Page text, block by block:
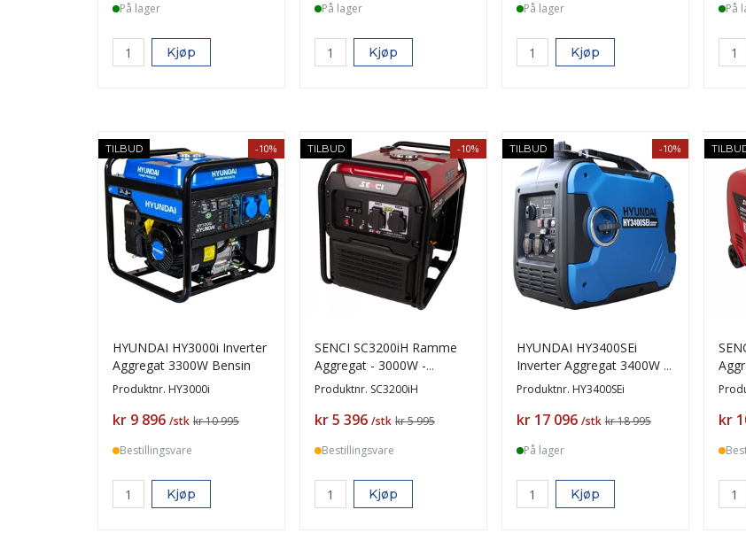
På lager
Kjøp
På lager
Kjøp
På lager
Kjøp
På
TILBUD -10%
HYUNDAI HY3000i Inverter
Aggregat 3300W Bensin
Produktnr. HY3000i
Pris
kr 9 896 /stk kr 10 995
Bestillingsvare
Kjøp
TILBUD -10%
SENCI SC3200iH Ramme
Aggregat - 3000W -
Inverter - Ren Sinus
Produktnr. SC3200iH
Pris
kr 5 396 /stk kr 5 995
Bestillingsvare
Kjøp
TILBUD -10%
HYUNDAI HY3400SEi
Inverter Aggregat 3400W -
Elektrisk start
Produktnr. HY3400SEi
Pris
kr 17 096 /stk kr 18 995
På lager
Kjøp
Pris
kr